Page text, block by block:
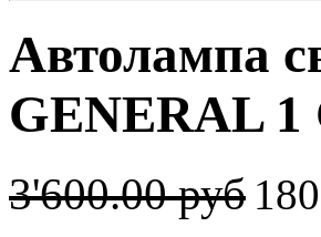
Автолампа
GENERAL 1
3'600.00 руб